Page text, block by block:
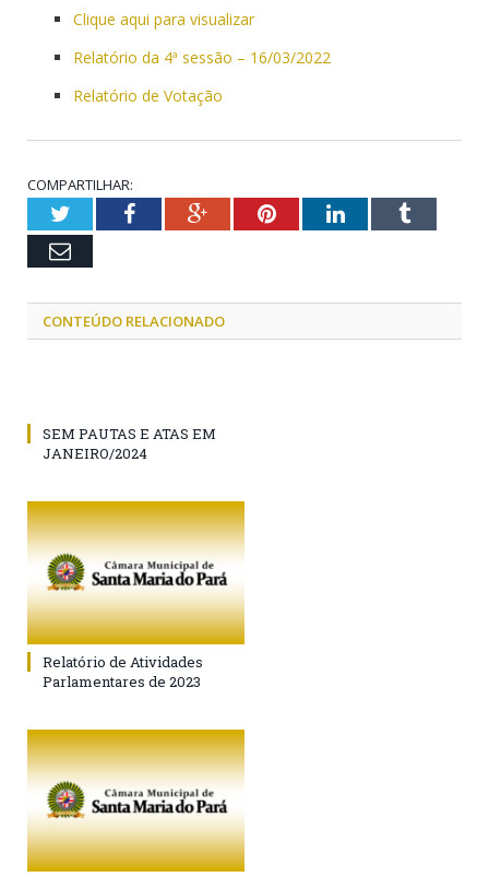
Clique aqui para visualizar
Relatório da 4ª sessão – 16/03/2022
Relatório de Votação
COMPARTILHAR:
TwitterFacebookGoogle+PinterestLinkedInTumblr
Email
CONTEÚDO RELACIONADO
SEM PAUTAS E ATAS EM
JANEIRO/2024
Relatório de Atividades
Parlamentares de 2023